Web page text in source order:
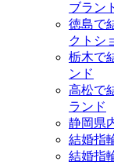
ブラン
徳島で
クトシ
栃木で
ンド
高松で
ランド
静岡県
結婚指
結婚指